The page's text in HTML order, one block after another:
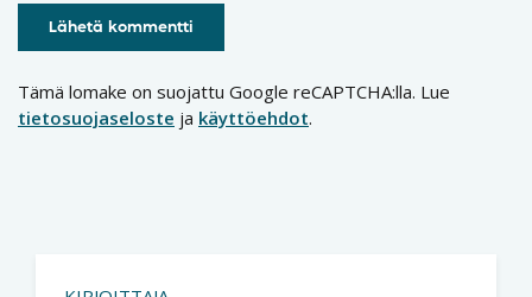
Tämä lomake on suojattu Google reCAPTCHA:lla. Lue
tietosuojaseloste ja käyttöehdot.